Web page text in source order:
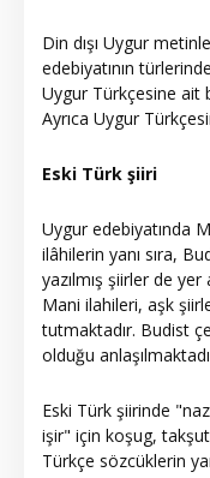
Din dışı Uygur
edebiyatının
Uygur Türkçesine ait
Ayrıca Uygur
Eski Türk şiiri
Uygur edebiyatında
ilâhilerin yanı sıra,
yazılmış şiirler de
Mani ilahileri, aşk
tutmaktadır. Budist
olduğu
Eski Türk şiirinde
işir" için koşug,
Türkçe sözcüklerin